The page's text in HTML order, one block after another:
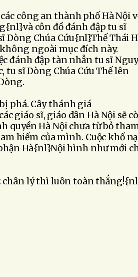
công an thành phố Hà Nội
côn đồ đánh đập tu sĩ
Dòng Chúa Cứu{nl}Thế Thái
ngoài mục đích này.
đánh đập tàn nhẫn tu sĩ
tu sĩ Dòng Chúa Cứu Thế lên
phá. Cây thánh giá
giáo sĩ, giáo dân Hà Nội sẽ
quyền Hà Nội chưa từ bỏ
hiểm của mình. Cuộc khổ
Hà{nl}Nội hình như mới
chân lý thì luôn toàn